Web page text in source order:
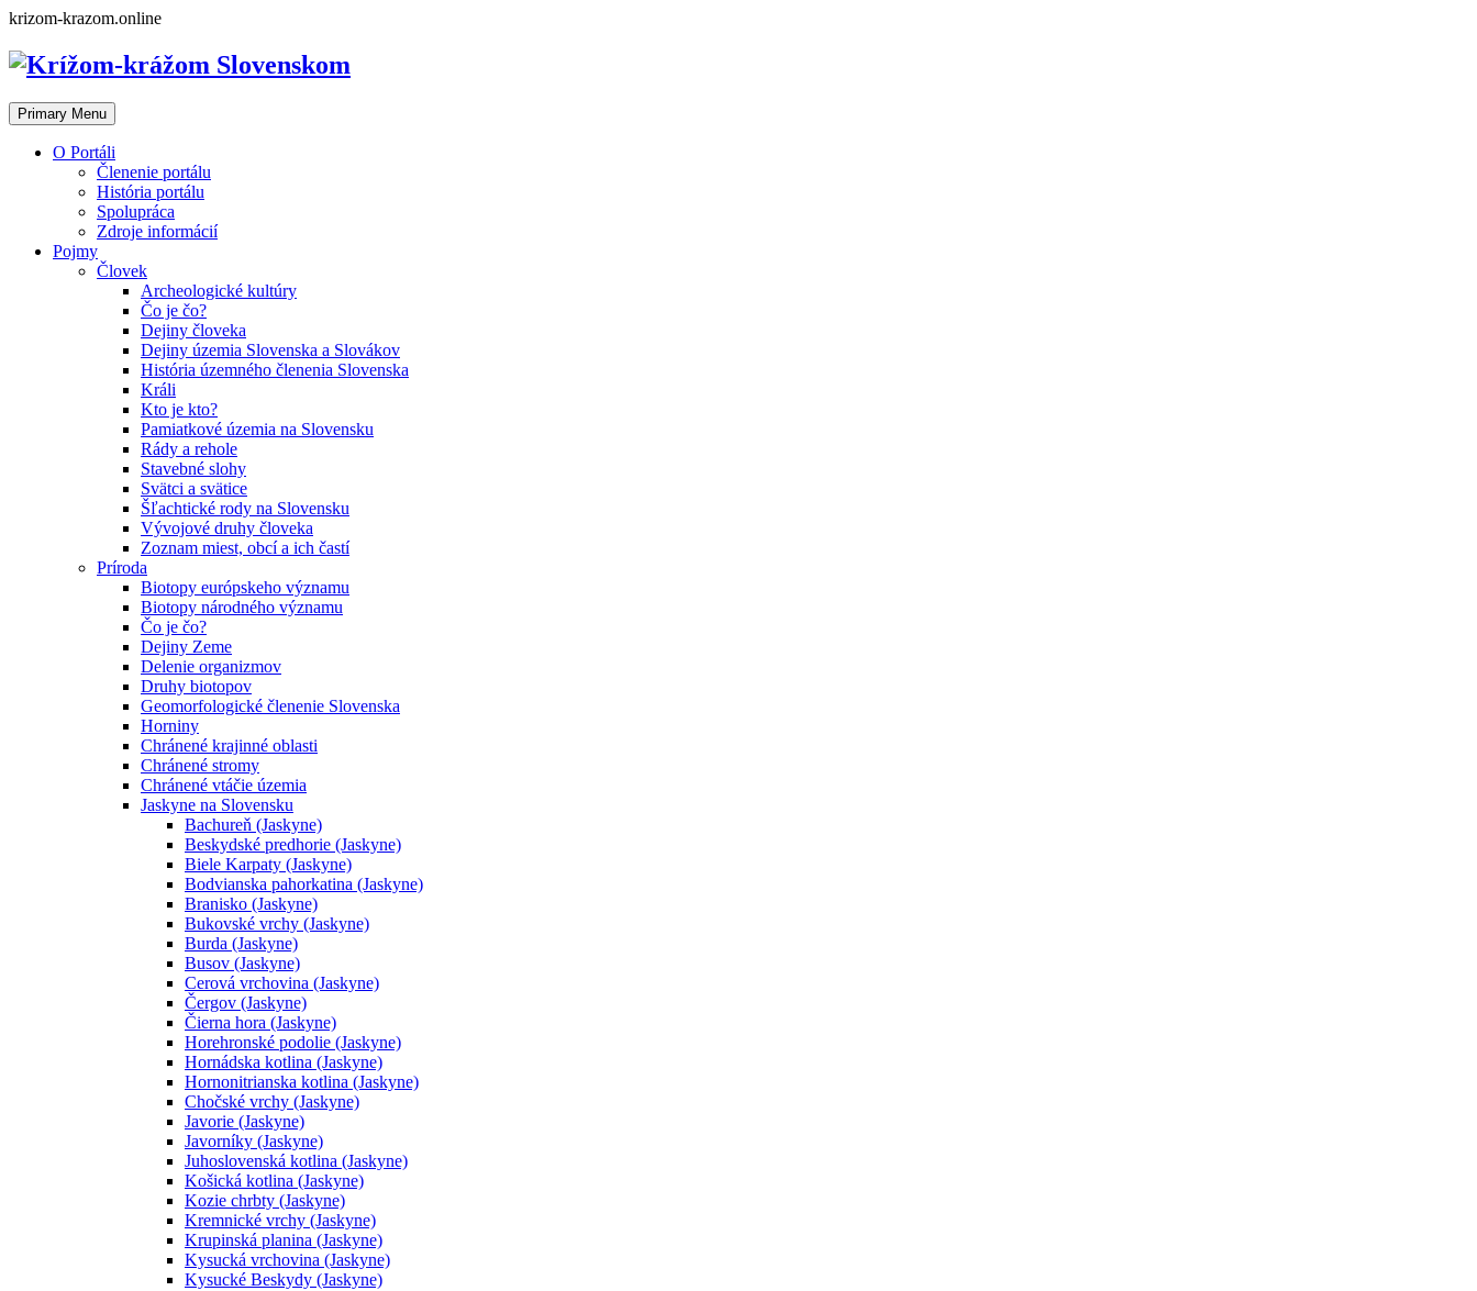
Skip
content
krizom-krazom.online
Primary Menu
O Portáli
Členenie portálu
História portálu
Spolupráca
Zdroje informácií
Pojmy
Človek
Archeologické kultúry
Čo je čo?
Dejiny človeka
Dejiny územia Slovenska a Slovákov
História územného členenia Slovenska
Králi
Kto je kto?
Pamiatkové územia na Slovensku
Rády a rehole
Stavebné slohy
Svätci a svätice
Šľachtické rody na Slovensku
Vývojové druhy človeka
Zoznam miest, obcí a ich častí
Príroda
Biotopy európskeho významu
Biotopy národného významu
Čo je čo?
Dejiny Zeme
Delenie organizmov
Druhy biotopov
Geomorfologické členenie Slovenska
Horniny
Chránené krajinné oblasti
Chránené stromy
Chránené vtáčie územia
Jaskyne na Slovensku
Bachureň (Jaskyne)
Beskydské predhorie (Jaskyne)
Biele Karpaty (Jaskyne)
Bodvianska pahorkatina (Jaskyne)
Branisko (Jaskyne)
Bukovské vrchy (Jaskyne)
Burda (Jaskyne)
Busov (Jaskyne)
Cerová vrchovina (Jaskyne)
Čergov (Jaskyne)
Čierna hora (Jaskyne)
Horehronské podolie (Jaskyne)
Hornádska kotlina (Jaskyne)
Hornonitrianska kotlina (Jaskyne)
Chočské vrchy (Jaskyne)
Javorie (Jaskyne)
Javorníky (Jaskyne)
Juhoslovenská kotlina (Jaskyne)
Košická kotlina (Jaskyne)
Kozie chrbty (Jaskyne)
Kremnické vrchy (Jaskyne)
Krupinská planina (Jaskyne)
Kysucká vrchovina (Jaskyne)
Kysucké Beskydy (Jaskyne)